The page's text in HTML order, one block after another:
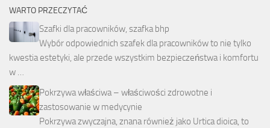
WARTO PRZECZYTAĆ
Szafki dla pracowników, szafka bhp
Wybór odpowiednich szafek dla pracowników to nie tylko
kwestia estetyki, ale przede wszystkim bezpieczeństwa i komfortu
w …
Pokrzywa właściwa – właściwości zdrowotne i
zastosowanie w medycynie
Pokrzywa zwyczajna, znana również jako Urtica dioica, to